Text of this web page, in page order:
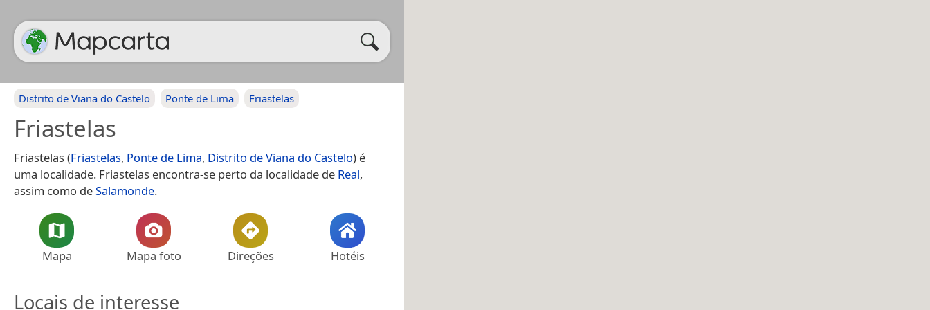
Distrito de Viana do Castelo Ponte de Lima Friastelas
Friastelas
Friastelas (Friastelas, Ponte de Lima, Distrito de Viana do Castelo) é
uma localidade. Friastelas encontra-se perto da localidade de Real,
assim como deSalamonde.
Mapa Mapa foto Direções Hotéis
Locais de interesse